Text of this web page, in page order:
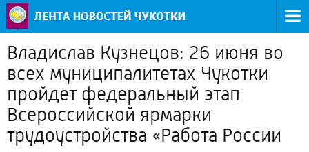
Владислав Кузнецов: 26 июня во
всех муниципалитетах Чукотки
пройдет федеральный этап
Всероссийской ярмарки
трудоустройства «Работа России